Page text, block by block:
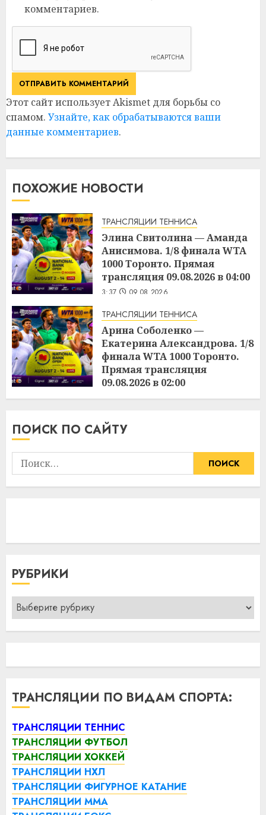
комментариев.
Этот сайт использует Akismet для борьбы со
спамом. Узнайте, как обрабатываются ваши
данные комментариев.
ПОХОЖИЕ НОВОСТИ
ТРАНСЛЯЦИИ ТЕННИСА
Элина Свитолина — Аманда
Анисимова. 1/8 финала WTA
1000 Торонто. Прямая
трансляция 09.08.2026 в 04:00
3:37 09.08.2026
ТРАНСЛЯЦИИ ТЕННИСА
Арина Соболенко —
Екатерина Александрова. 1/8
финала WTA 1000 Торонто.
Прямая трансляция
09.08.2026 в 02:00
3:36 09.08.2026
ПОИСК ПО САЙТУ
Найти:
РУБРИКИ
Рубрики
ТРАНСЛЯЦИИ ПО ВИДАМ СПОРТА:
ТРАНСЛЯЦИИ ТЕННИС
ТРАНСЛЯЦИИ ФУТБОЛ
ТРАНСЛЯЦИИ ХОККЕЙ
ТРАНСЛЯЦИИ НХЛ
ТРАНСЛЯЦИИ ФИГУРНОЕ КАТАНИЕ
ТРАНСЛЯЦИИ ММА